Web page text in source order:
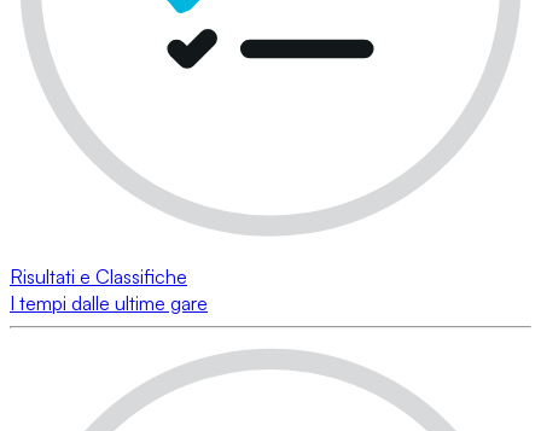
Risultati e Classifiche
I tempi dalle ultime gare